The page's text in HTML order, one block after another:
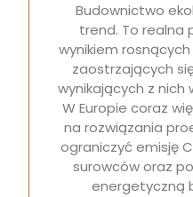
Budownictwo
trend. To realna
wynikiem
zaostrzających
wynikających z nich
W Europie coraz
na rozwiązania
ograniczyć emisję
surowców oraz
energetyczną